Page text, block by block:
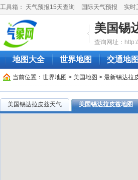
工具箱： 天气预报15天查询 国际天气预报 实时
美国锡
查询网址：
地图大全 世界地图 交通地
当前位置： 世界地图 > 美国地图 > 最新锡达拉
美国锡达拉皮兹天气 美国锡达拉皮兹地图